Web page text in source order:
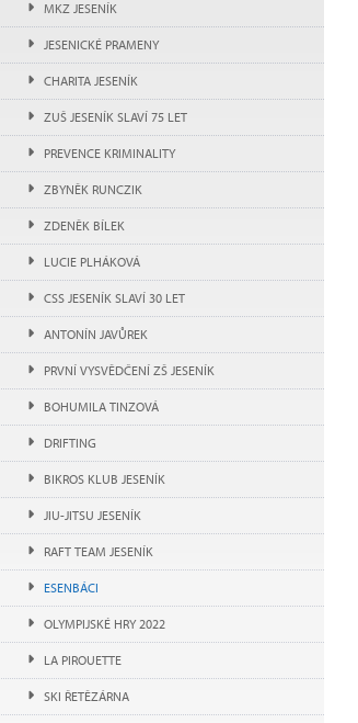
MKZ JESENÍK
JESENICKÉ PRAMENY
CHARITA JESENÍK
ZUŠ JESENÍK SLAVÍ 75 LET
PREVENCE KRIMINALITY
ZBYNĚK RUNCZIK
ZDENĚK BÍLEK
LUCIE PLHÁKOVÁ
CSS JESENÍK SLAVÍ 30 LET
ANTONÍN JAVŮREK
PRVNÍ VYSVĚDČENÍ ZŠ JESENÍK
BOHUMILA TINZOVÁ
DRIFTING
BIKROS KLUB JESENÍK
JIU-JITSU JESENÍK
RAFT TEAM JESENÍK
ESENBÁCI
OLYMPIJSKÉ HRY 2022
LA PIROUETTE
SKI ŘETĚZÁRNA